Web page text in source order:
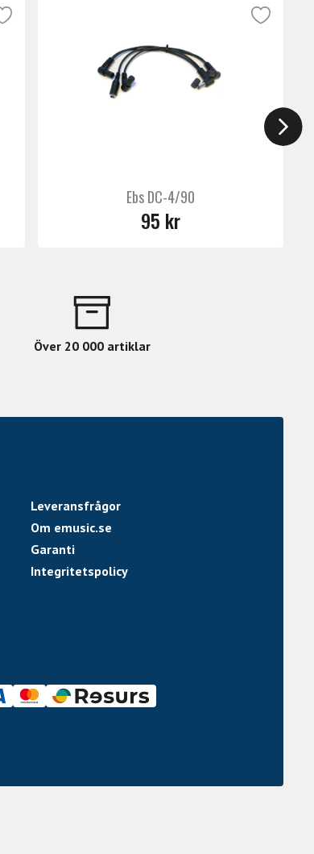
Ebs DC-4/90
95 kr
Över 20 000 artiklar
Leveransfrågor
Om emusic.se
Garanti
Integritetspolicy